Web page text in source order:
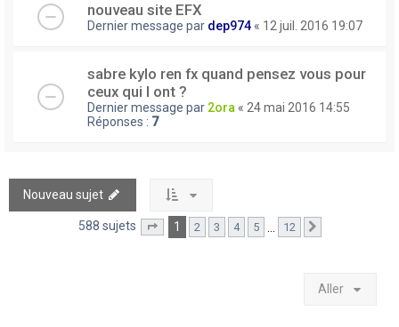
nouveau site EFX
Dernier message par dep974 « 12 juil. 2016 19:07
sabre kylo ren fx quand pensez vous pour
ceux qui l ont ?
Dernier message par 2ora « 24 mai 2016 14:55
Réponses : 7
Nouveau sujet
588 sujets Page sur12
1 2 3 4 5 12
Aller